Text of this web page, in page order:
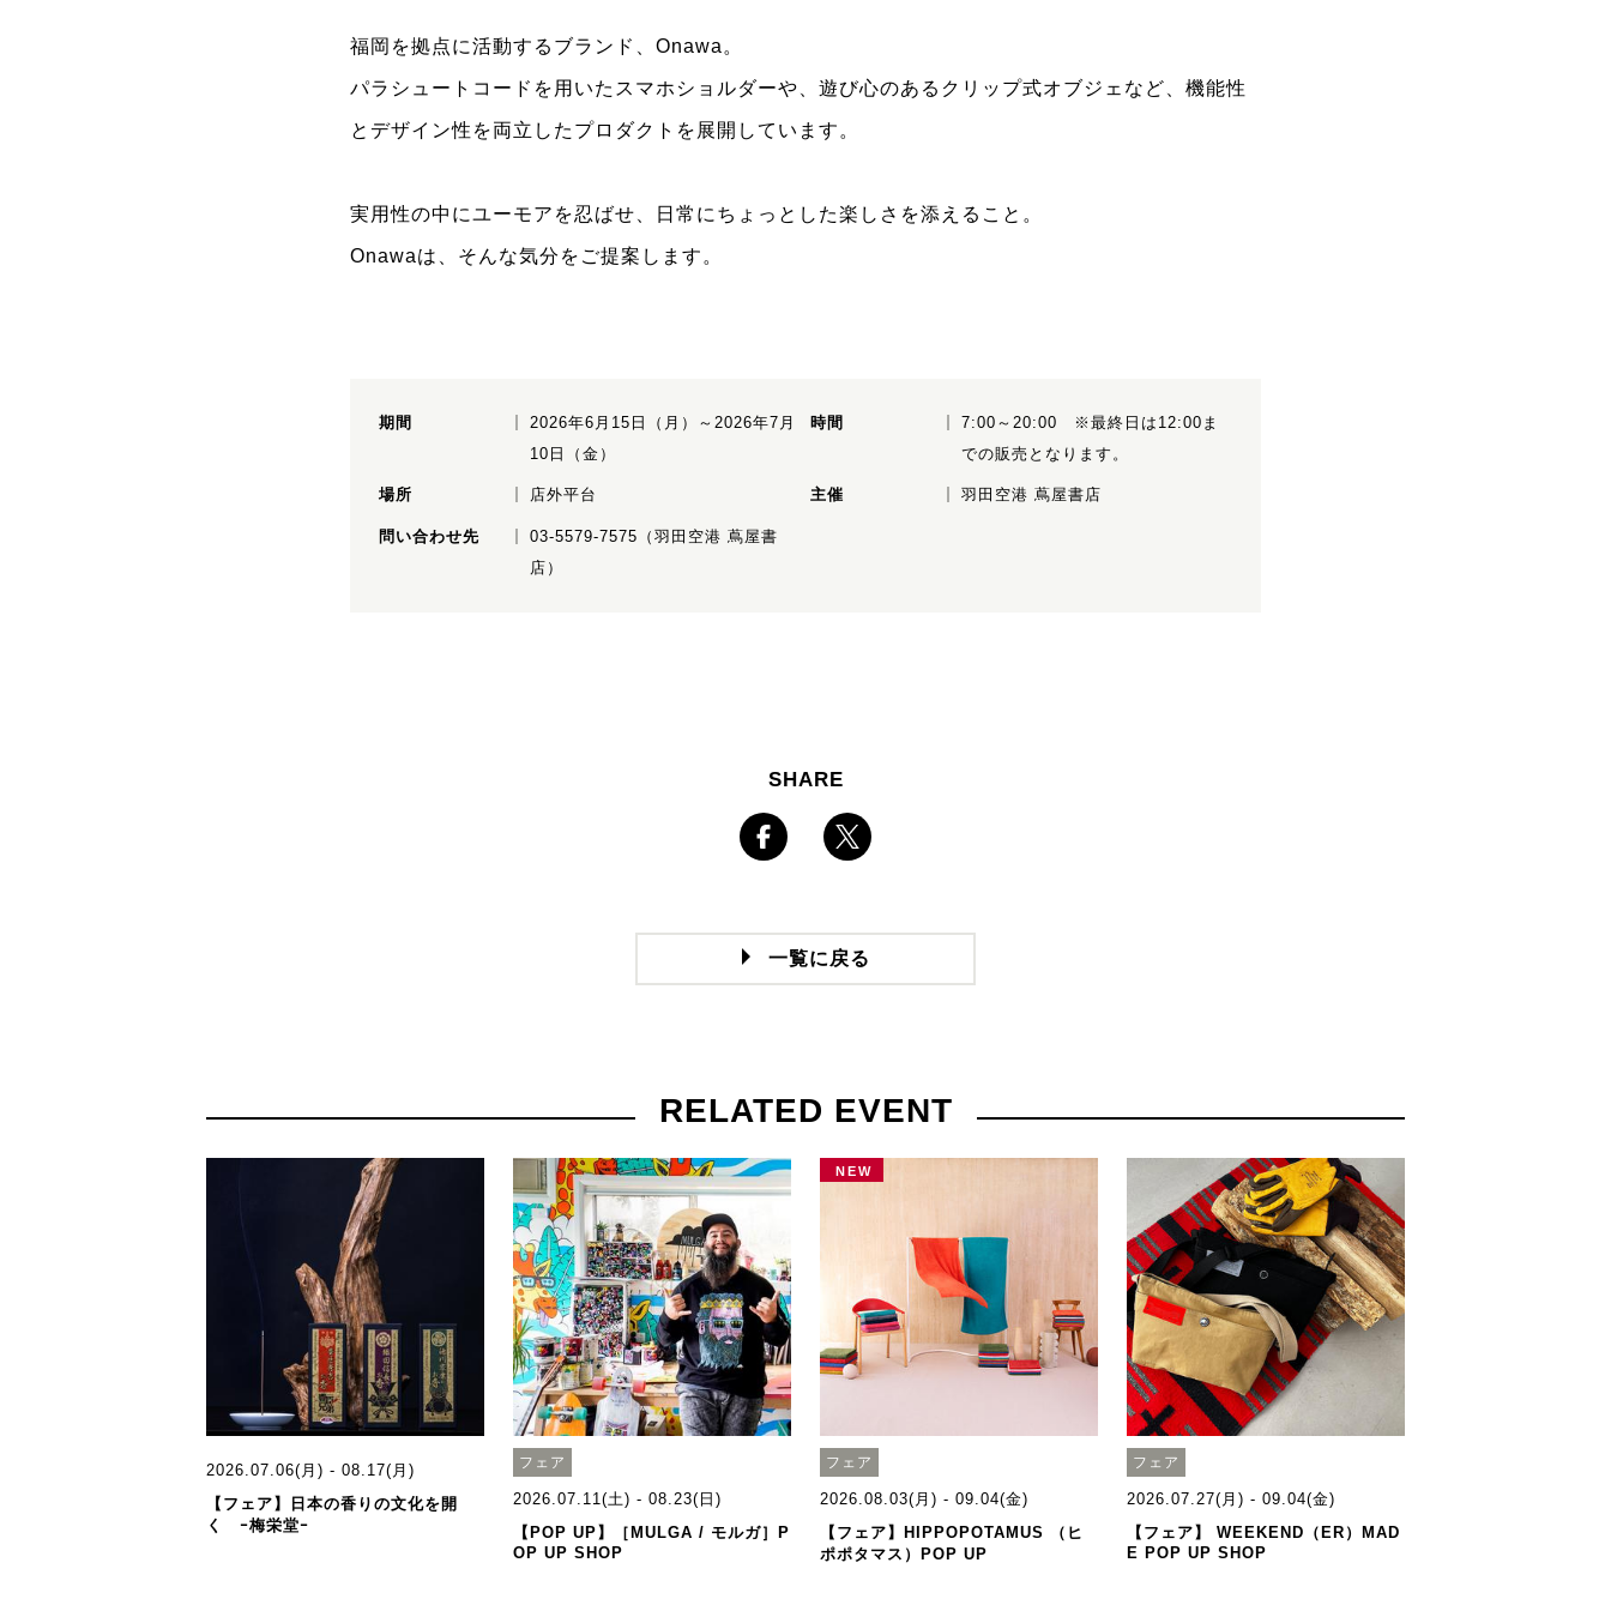
福岡を拠点に活動するブランド、Onawa。
パラシュートコードを用いたスマホショルダーや、遊び心のあるクリップ式オブジェなど、機能性
とデザイン性を両立したプロダクトを展開しています。
実用性の中にユーモアを忍ばせ、日常にちょっとした楽しさを添えること。
Onawaは、そんな気分をご提案します。
期間
2026年6月15日（月）～2026年7月
10日（金）
時間
7:00～20:00 ※最終日は12:00ま
での販売となります。
場所 店外平台 主催 羽田空港 蔦屋書店
問い合わせ先
03-5579-7575（羽田空港 蔦屋書
店）
SHARE
一覧に戻る
RELATED EVENT
2026.07.06(月) - 08.17(月)
【フェア】日本の香りの文化を開
く ｰ梅栄堂ｰ
フェア
2026.07.11(土) - 08.23(日)
【POP UP】［MULGA / モルガ］P
OP UP SHOP
NEW
フェア
2026.08.03(月) - 09.04(金)
【フェア】HIPPOPOTAMUS （ヒ
ポポタマス）POP UP
フェア
2026.07.27(月) - 09.04(金)
【フェア】 WEEKEND（ER）MAD
E POP UP SHOP